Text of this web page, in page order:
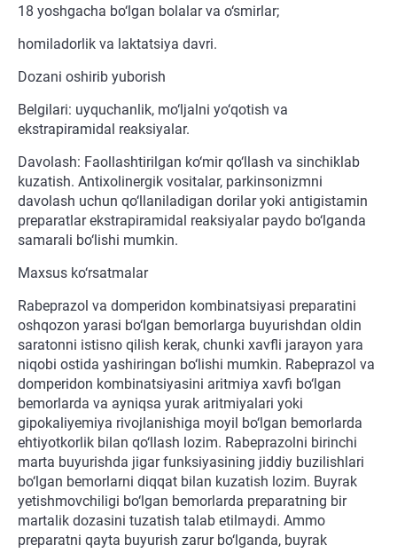
18 yoshgacha bo‘lgan bolalar va o‘smirlar;
homiladorlik va laktatsiya davri.
Dozani oshirib yuborish
Belgilari: uyquchanlik, mo‘ljalni yo‘qotish va
ekstrapiramidal reaksiyalar.
Davolash: Faollashtirilgan ko‘mir qo‘llash va sinchiklab
kuzatish. Antixolinergik vositalar, parkinsonizmni
davolash uchun qo‘llaniladigan dorilar yoki antigistamin
preparatlar ekstrapiramidal reaksiyalar paydo bo‘lganda
samarali bo‘lishi mumkin.
Maxsus ko‘rsatmalar
Rabeprazol va domperidon kombinatsiyasi preparatini
oshqozon yarasi bo‘lgan bemorlarga buyurishdan oldin
saratonni istisno qilish kerak, chunki xavfli jarayon yara
niqobi ostida yashiringan bo‘lishi mumkin. Rabeprazol va
domperidon kombinatsiyasini aritmiya xavfi bo‘lgan
bemorlarda va ayniqsa yurak aritmiyalari yoki
gipokaliyemiya rivojlanishiga moyil bo‘lgan bemorlarda
ehtiyotkorlik bilan qo‘llash lozim. Rabeprazolni birinchi
marta buyurishda jigar funksiyasining jiddiy buzilishlari
bo‘lgan bemorlarni diqqat bilan kuzatish lozim. Buyrak
yetishmovchiligi bo‘lgan bemorlarda preparatning bir
martalik dozasini tuzatish talab etilmaydi. Ammo
preparatni qayta buyurish zarur bo‘lganda, buyrak